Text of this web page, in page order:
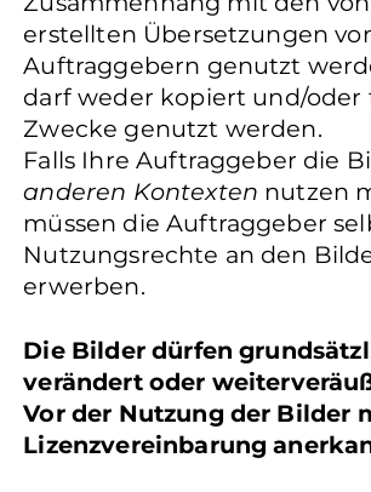
erstellten Übersetzungen
Auftraggebern genutzt
darf weder kopiert und/oder
Zwecke genutzt werden.
Falls Ihre Auftraggeber die
anderen Kontexten nutzen
müssen die Auftraggeber
Nutzungsrechte an den
erwerben.
Die Bilder dürfen
verändert oder
Vor der Nutzung der Bilder
Lizenzvereinbarung